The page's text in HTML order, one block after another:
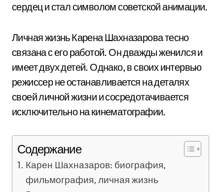
сердец и стал символом советской анимации.
Личная жизнь Карена Шахназарова тесно
связана с его работой. Он дважды женился и
имеет двух детей. Однако, в своих интервью
режиссер не останавливается на деталях
своей личной жизни и сосредотачивается
исключительно на кинематографии.
Содержание
Карен Шахназаров: биография,
фильмография, личная жизнь